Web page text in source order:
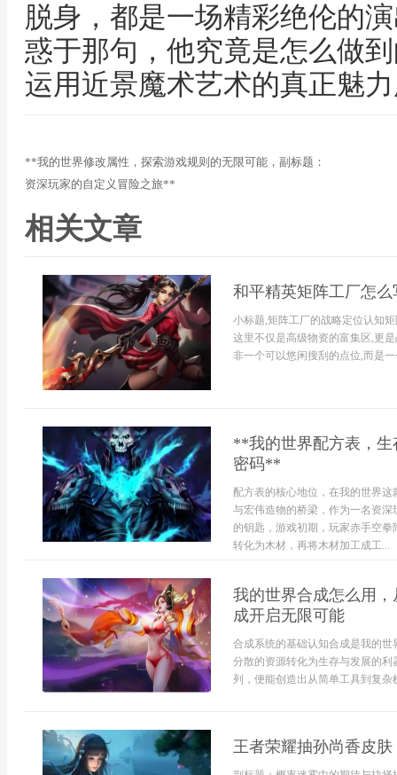
脱身，都是一场精彩绝伦的
惑于那句，他究竟是怎么做
运用近景魔术艺术的真正魅
**我的世界修改属性，探索游戏规则的无限可能，副标题：
资深玩家的自定义冒险之旅**
相关文章
和平精英矩阵工厂怎
小标题,矩阵工厂的战略定位认知
这里不仅是高级物资的富集区,更
非一个可以悠闲搜刮的点位,而是
**我的世界配方表，
密码**
配方表的核心地位，在我的世界
与宏伟造物的桥梁，作为一名资
的钥匙，游戏初期，玩家赤手空
转化为木材，再将木材加工成工...
我的世界合成怎么用
成开启无限可能
合成系统的基础认知合成是我的
分散的资源转化为生存与发展的
列，便能创造出从简单工具到复
王者荣耀抽孙尚香皮